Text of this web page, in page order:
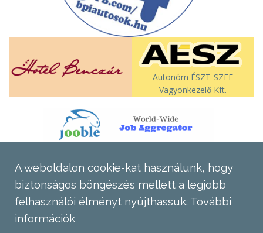
Autonóm ÉSZT-SZEF
Vagyonkezelő Kft.
A weboldalon cookie-kat használunk, hogy
biztonságos böngészés mellett a legjobb
felhasználói élményt nyújthassuk. További
információk